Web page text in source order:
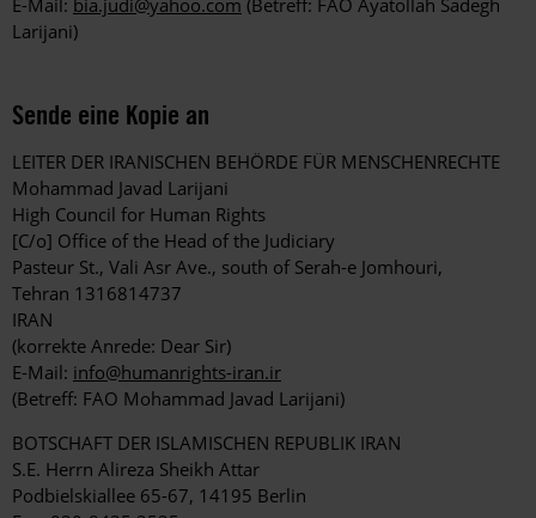
E-Mail: bia.judi@yahoo.com (Betreff: FAO Ayatollah Sadegh
Larijani)
Sende eine Kopie an
LEITER DER IRANISCHEN BEHÖRDE FÜR MENSCHENRECHTE
Mohammad Javad Larijani
High Council for Human Rights
[C/o] Office of the Head of the Judiciary
Pasteur St., Vali Asr Ave., south of Serah-e Jomhouri,
Tehran 1316814737
IRAN
(korrekte Anrede: Dear Sir)
E-Mail: info@humanrights-iran.ir
(Betreff: FAO Mohammad Javad Larijani)
BOTSCHAFT DER ISLAMISCHEN REPUBLIK IRAN
S.E. Herrn Alireza Sheikh Attar
Podbielskiallee 65-67, 14195 Berlin